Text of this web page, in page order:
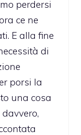
perdersi
ce ne
E alla fine
di
porsi la
una cosa